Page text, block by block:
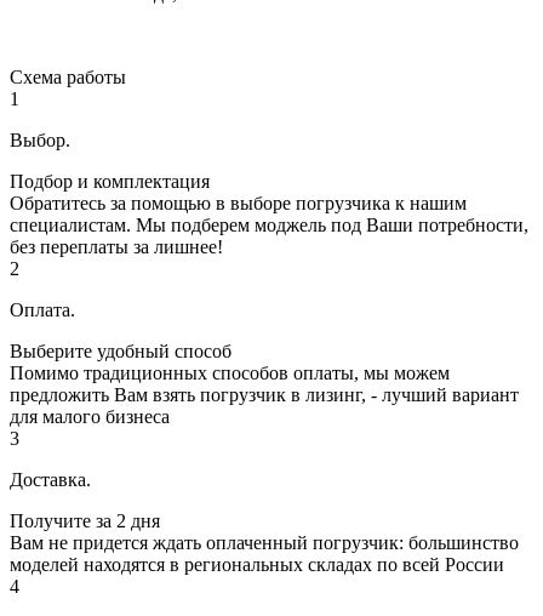
Схема работы
1
Выбор.
Подбор и комплектация
Обратитесь за помощью в выборе погрузчика к нашим
специалистам. Мы подберем моджель под Ваши потребности,
без переплаты за лишнее!
2
Оплата.
Выберите удобный способ
Помимо традиционных способов оплаты, мы можем
предложить Вам взять погрузчик в лизинг, - лучший вариант
для малого бизнеса
3
Доставка.
Получите за 2 дня
Вам не придется ждать оплаченный погрузчик: большинство
моделей находятся в региональных складах по всей России
4